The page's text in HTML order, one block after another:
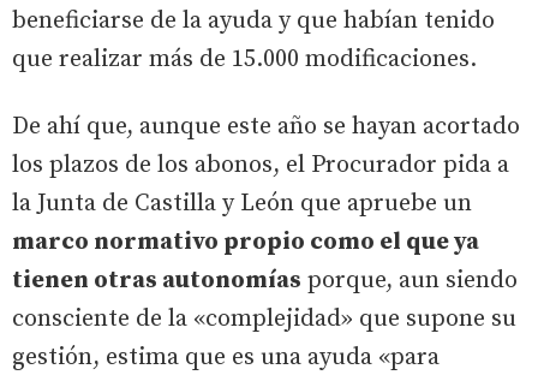
beneficiarse de la ayuda y que habían tenido
que realizar más de 15.000 modificaciones.
De ahí que, aunque este año se hayan acortado
los plazos de los abonos, el Procurador pida a
la Junta de Castilla y León que apruebe un
marco normativo propio como el que ya
tienen otras autonomías porque, aun siendo
consciente de la «complejidad» que supone su
gestión, estima que es una ayuda «para